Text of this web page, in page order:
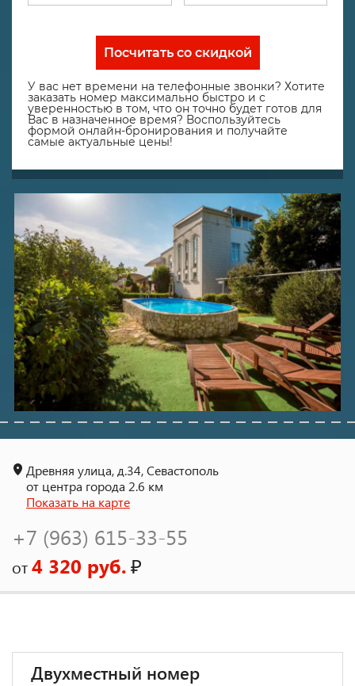
Посчитать со скидкой
У вас нет времени на телефонные звонки? Хотите
заказать номер максимально быстро и с
уверенностью в том, что он точно будет готов для
Вас в назначенное время? Воспользуйтесь
формой онлайн-бронирования и получайте
самые актуальные цены!
Древняя улица, д.34, Севастополь
от центра города 2.6 км
Показать на карте
+7 (963) 615-33-55
от4 320 руб.₽
Двухместный номер